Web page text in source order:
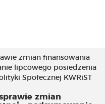
zmian